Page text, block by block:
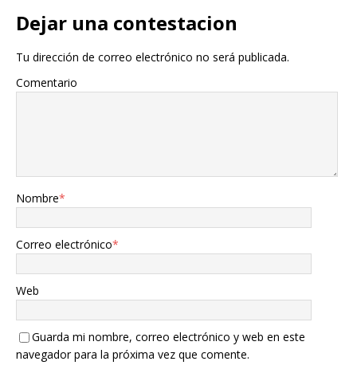
Dejar una contestacion
Tu dirección de correo electrónico no será publicada.
Comentario
Nombre*
Correo electrónico*
Web
Guarda mi nombre, correo electrónico y web en este
navegador para la próxima vez que comente.